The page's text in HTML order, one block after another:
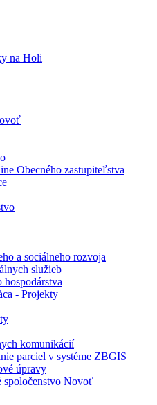
na Holi
Obecného zastupiteľstva
a sociálneho rozvoja
služieb
hospodárstva
- Projekty
komunikácií
parciel v systéme ZBGIS
úpravy
spoločenstvo Novoť